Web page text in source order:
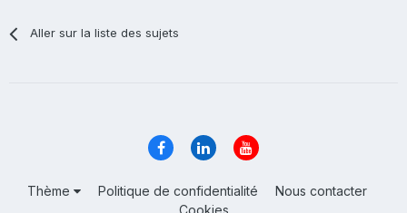
Aller sur la liste des sujets
Thème Politique de confidentialité
Nous contacter
Cookies